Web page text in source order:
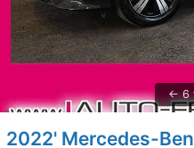
6
2022' Mercedes-